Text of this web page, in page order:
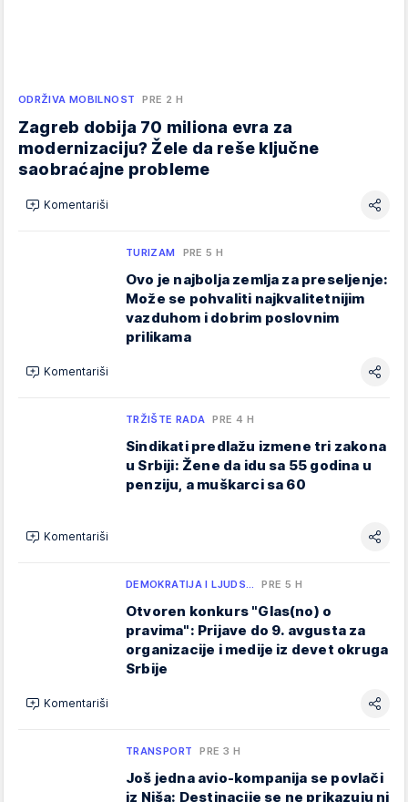
ODRŽIVA MOBILNOST PRE 2 H
Zagreb dobija 70 miliona evra za
modernizaciju? Žele da reše ključne
saobraćajne probleme
Komentariši
TURIZAM PRE 5 H
Ovo je najbolja zemlja za preseljenje:
Može se pohvaliti najkvalitetnijim
vazduhom i dobrim poslovnim
prilikama
Komentariši
TRŽIŠTE RADA PRE 4 H
Sindikati predlažu izmene tri zakona
u Srbiji: Žene da idu sa 55 godina u
penziju, a muškarci sa 60
Komentariši
DEMOKRATIJA I LJUDS… PRE 5 H
Otvoren konkurs "Glas(no) o
pravima": Prijave do 9. avgusta za
organizacije i medije iz devet okruga
Srbije
Komentariši
TRANSPORT PRE 3 H
Još jedna avio-kompanija se povlači
iz Niša: Destinacije se ne prikazuju ni